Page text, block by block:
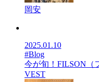
岡安
2025.01.10
#Blog
今が旬！FILSON（
VEST